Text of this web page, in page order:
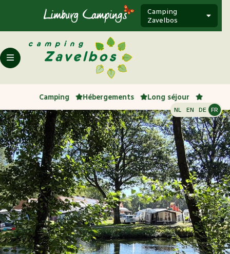
Camping
Zavelbos
NL EN DE FR
Camping Hébergements Long séjour